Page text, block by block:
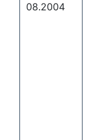
08.2004